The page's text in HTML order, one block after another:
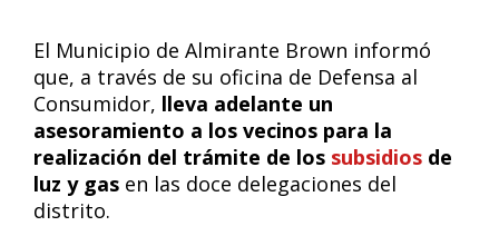
El Municipio de Almirante Brown informó
que, a través de su oficina de Defensa al
Consumidor, lleva adelante un
asesoramiento a los vecinos para la
realización del trámite de los subsidios de
luz y gas en las doce delegaciones del
distrito.